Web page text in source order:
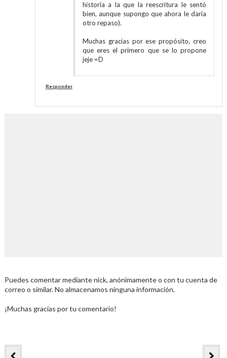
historia a la que la reescritura le sentó
bien, aunque supongo que ahora le daría
otro repaso).
Muchas gracias por ese propósito, creo
que eres el primero que se lo propone
jeje =D
Responder
Puedes comentar mediante nick, anónimamente o con tu cuenta de
correo o similar. No almacenamos ninguna información.
¡Muchas gracias por tu comentario!